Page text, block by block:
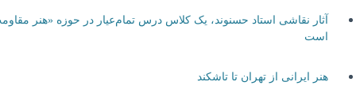
آثار نقاشی استاد حسنوند، یک کلاس درس تمام‌عیار در حوزه «هنر
است
هنر ایرانی از تهران تا تاشکند